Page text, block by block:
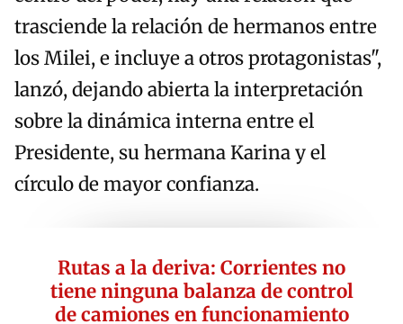
trasciende la relación de hermanos entre
los Milei, e incluye a otros protagonistas",
lanzó, dejando abierta la interpretación
sobre la dinámica interna entre el
Presidente, su hermana Karina y el
círculo de mayor confianza.
Rutas a la deriva: Corrientes no
tiene ninguna balanza de control
de camiones en funcionamiento